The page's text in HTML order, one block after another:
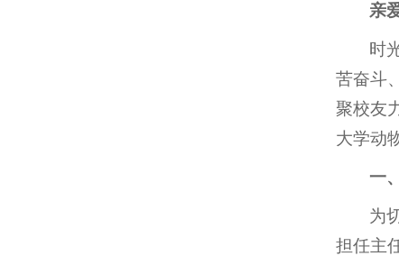
亲
时
苦奋斗
聚校友
大学动
一
为
担任主